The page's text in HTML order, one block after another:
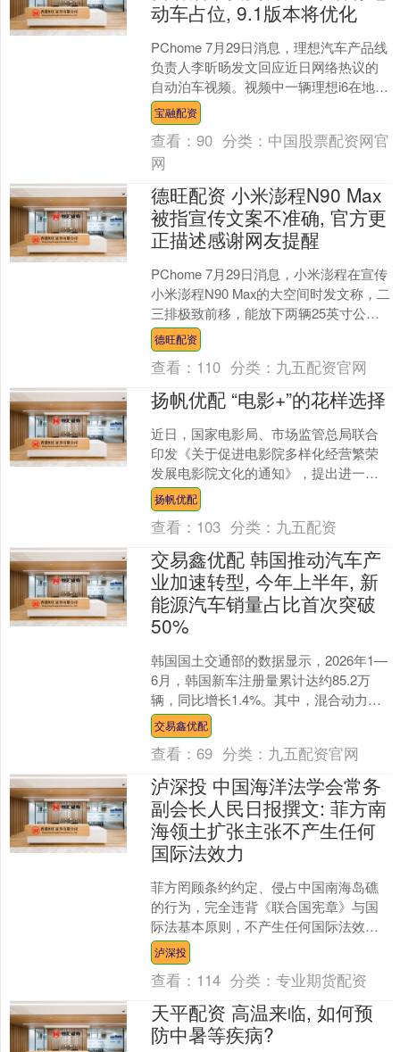
动车占位, 9.1版本将优化
PChome 7月29日消息，理想汽车产品线
负责人李昕旸发文回应近日网络热议的
自动泊车视频。视频中一辆理想i6在地下
停车场多次尝试离车泊入失败，频繁调
整无法入库....
宝融配资
查看：90 分类： 中国股票配资网官
网
德旺配资 小米澎程N90 Max
被指宣传文案不准确, 官方更
正描述感谢网友提醒
PChome 7月29日消息，小米澎程在宣传
小米澎程N90 Max的大空间时发文称，二
三排极致前移，能放下两辆25英寸公路
自行车，很适合周末骑行、露营。网友
表示....
德旺配资
查看： 110 分类： 九五配资官网
扬帆优配 “电影+”的花样选择
近日，国家电影局、市场监管总局联合
印发《关于促进电影院多样化经营繁荣
发展电影院文化的通知》，提出进一步
激发电影院经营活力，推动影院业态、
模式、服务创新。 从特色....
扬帆优配
查看： 103 分类： 九五配资
交易鑫优配 韩国推动汽车产
业加速转型, 今年上半年, 新
能源汽车销量占比首次突破
50%
韩国国土交通部的数据显示，2026年1—
6月，韩国新车注册量累计达约85.2万
辆，同比增长1.4%。其中，混合动力汽
车、纯电动汽车和氢能汽车三类新能源
汽车累计注....
交易鑫优配
查看：69 分类： 九五配资官网
泸深投 中国海洋法学会常务
副会长人民日报撰文: 菲方南
海领土扩张主张不产生任何
国际法效力
菲方罔顾条约约定、侵占中国南海岛礁
的行为，完全违背《联合国宪章》与国
际法基本原则，不产生任何国际法效力
一段时期以来，菲律宾不断炒作对中国
黄岩岛和所谓“卡拉延岛....
泸深投
查看： 114 分类：专业期货配资
天平配资 高温来临, 如何预
防中暑等疾病?